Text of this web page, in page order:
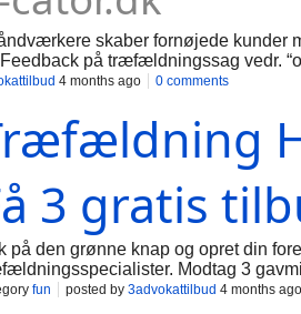
skaber fornøjede kunder
på træfældningssag vedr.
(blandt andet
det samme. På Traefaeldning-
at overdrage din opgave til os.
2-3 fordelagtige tilbud fra
– Et godt råd er, at
4 months ago 0 comments
3 gratis
på den grønne knap og opret din
Modtag 3
træfældningsproblemer, du gerne
fun posted by 3advokattilbud 4 months ago